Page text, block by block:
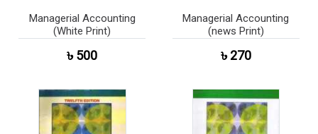
Managerial Accounting
(White Print)
৳ 500
Managerial Accounting
(news Print)
৳ 270